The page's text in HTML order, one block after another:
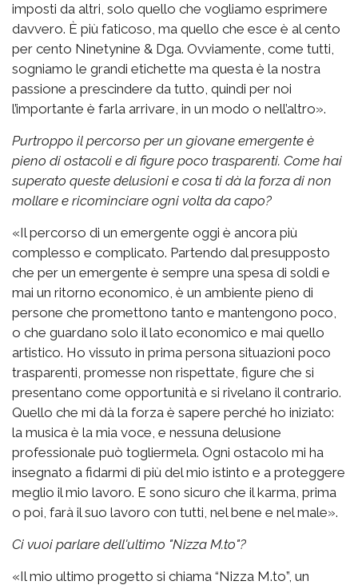
imposti da altri, solo quello che vogliamo esprimere
davvero. È più faticoso, ma quello che esce è al cento
per cento Ninetynine & Dga. Ovviamente, come tutti,
sogniamo le grandi etichette ma questa è la nostra
passione a prescindere da tutto, quindi per noi
l’importante è farla arrivare, in un modo o nell’altro».
Purtroppo il percorso per un giovane emergente è
pieno di ostacoli e di figure poco trasparenti. Come hai
superato queste delusioni e cosa ti dà la forza di non
mollare e ricominciare ogni volta da capo?
«Il percorso di un emergente oggi è ancora più
complesso e complicato. Partendo dal presupposto
che per un emergente è sempre una spesa di soldi e
mai un ritorno economico, è un ambiente pieno di
persone che promettono tanto e mantengono poco,
o che guardano solo il lato economico e mai quello
artistico. Ho vissuto in prima persona situazioni poco
trasparenti, promesse non rispettate, figure che si
presentano come opportunità e si rivelano il contrario.
Quello che mi dà la forza è sapere perché ho iniziato:
la musica è la mia voce, e nessuna delusione
professionale può togliermela. Ogni ostacolo mi ha
insegnato a fidarmi di più del mio istinto e a proteggere
meglio il mio lavoro. E sono sicuro che il karma, prima
o poi, farà il suo lavoro con tutti, nel bene e nel male».
Ci vuoi parlare dell'ultimo "Nizza M.to"?
«Il mio ultimo progetto si chiama “Nizza M.to”, un